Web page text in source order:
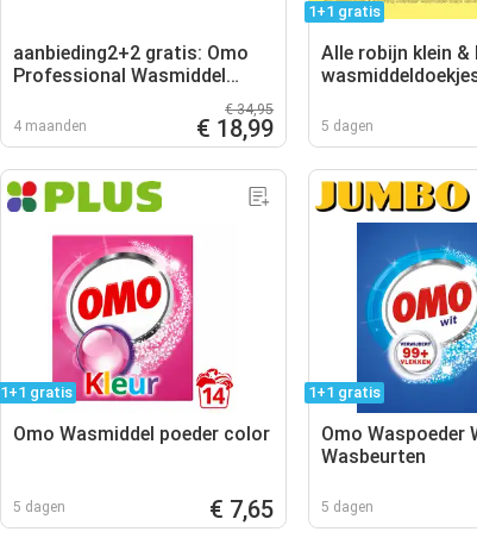
aanbieding2+2 gratis: Omo
Professional Wasmiddel
4 maanden
€ 34,95
€ 18,99
1+1 gratis
Alle robijn klein &
5 dagen
1+1 gratis
Omo Wasmiddel poeder color
5 dagen € 7,65
1+1 gratis
Omo Waspoeder
Wasbeurten
5 dagen